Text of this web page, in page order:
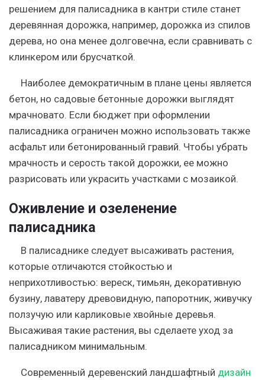
решением для палисадника в кантри стиле станет
деревянная дорожка, например, дорожка из спилов
дерева, но она менее долговечна, если сравнивать с
клинкером или брусчаткой.
Наиболее демократичным в плане цены является
бетон, но садовые бетонные дорожки выглядят
мрачновато. Если бюджет при оформлении
палисадника ограничен можно использовать также
асфальт или бетонированный гравий. Чтобы убрать
мрачность и серость такой дорожки, ее можно
разрисовать или украсить участками с мозаикой.
Оживление и озеленение
палисадника
В палисаднике следует высаживать растения,
которые отличаются стойкостью и
неприхотливостью: вереск, тимьян, декоративную
бузину, лаватеру древовидную, папоротник, живучку
ползучую или карликовые хвойные деревья.
Высаживая такие растения, вы сделаете уход за
палисадником минимальным.
Современный деревенский ландшафтный дизайн